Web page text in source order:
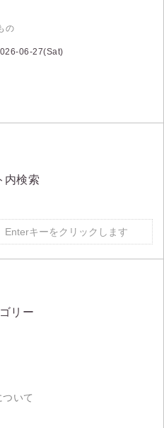
の
06-27(Sat)
内検索
リー
いて